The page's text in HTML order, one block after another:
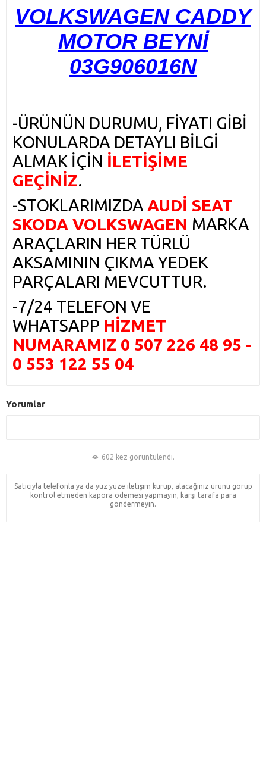
VOLKSWAGEN CADDY
MOTOR BEYNİ
03G906016N
-ÜRÜNÜN DURUMU, FİYATI GİBİ
KONULARDA DETAYLI BİLGİ
ALMAK İÇİN İLETİŞİME
GEÇİNİZ.
-STOKLARIMIZDA AUDİ SEAT
SKODA VOLKSWAGEN MARKA
ARAÇLARIN HER TÜRLÜ
AKSAMININ ÇIKMA YEDEK
PARÇALARI MEVCUTTUR.
-7/24 TELEFON VE
WHATSAPP HİZMET
NUMARAMIZ 0 507 226 48 95 -
0 553 122 55 04
Yorumlar
602 kez görüntülendi.
Satıcıyla telefonla ya da yüz yüze iletişim kurup, alacağınız ürünü görüp
kontrol etmeden kapora ödemesi yapmayın, karşı tarafa para
göndermeyin.